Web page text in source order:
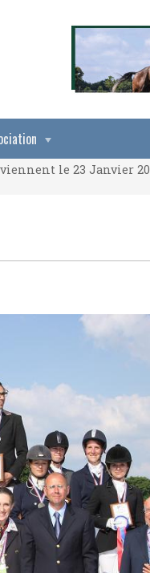
le 23 Janvier
le 23 Janvier